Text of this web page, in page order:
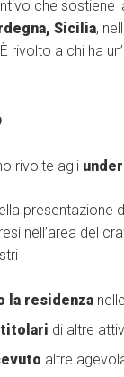
che
Sicilia,
È rivolto a chi ha
rivolte agli
presentazione
nell’area del
la residenza
titolari di altre
altre